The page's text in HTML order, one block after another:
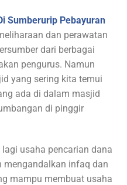
Sumberurip Pebayuran
dan perawatan
dari berbagai
pengurus. Namun
yang sering kita temui
ada di dalam masjid
di pinggir
usaha pencarian dana
mengandalkan infaq dan
mampu membuat usaha